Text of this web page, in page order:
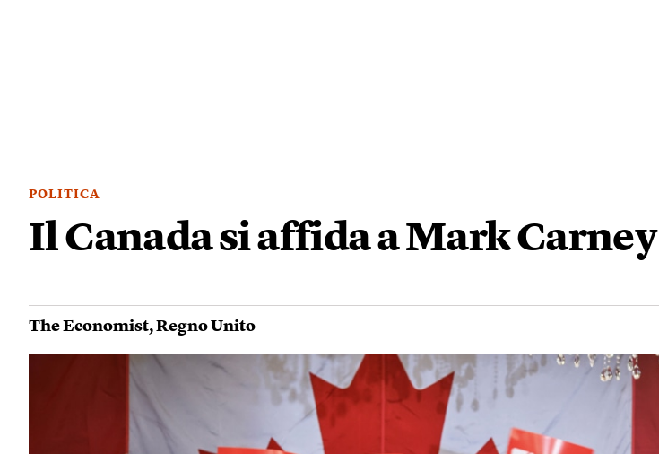
POLITICA
Il Canada si affida a Mark Carney
The Economist,Regno Unito